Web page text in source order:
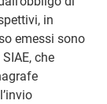
in
emessi sono
che